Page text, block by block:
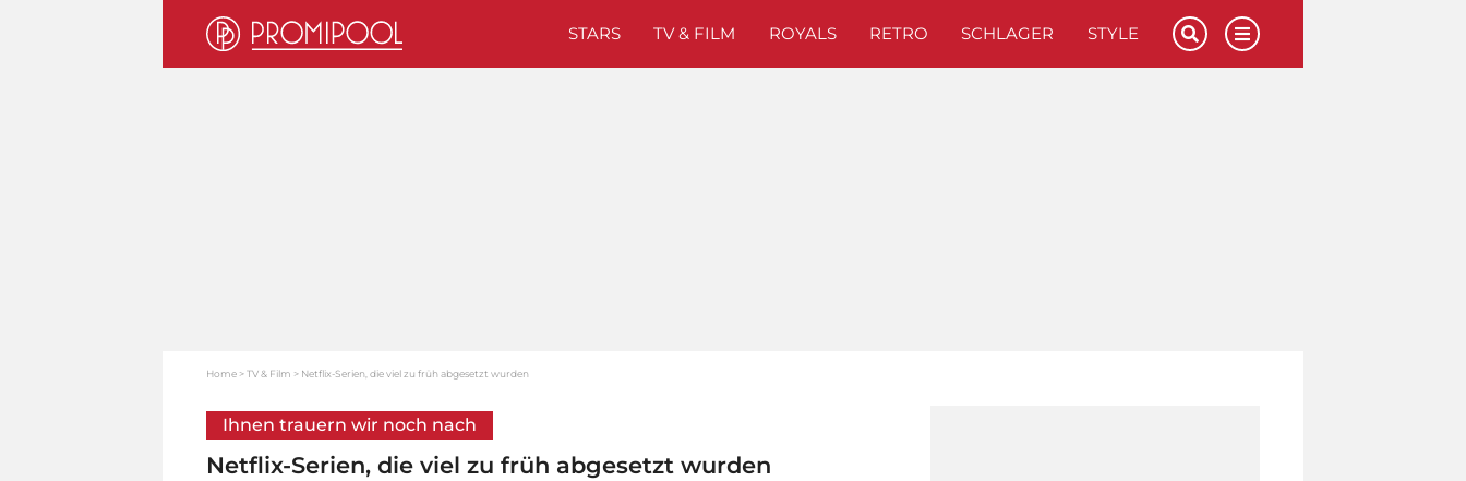
STARS TV & FILM ROYALS RETRO SCHLAGER STYLE
Home TV & Film Netflix-Serien, die viel zu früh abgesetzt wurden
Ihnen trauern wir noch nach
Netflix-Serien, die viel zu früh abgesetzt wurden